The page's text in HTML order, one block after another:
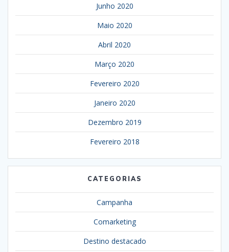
Junho 2020
Maio 2020
Abril 2020
Março 2020
Fevereiro 2020
Janeiro 2020
Dezembro 2019
Fevereiro 2018
CATEGORIAS
Campanha
Comarketing
Destino destacado